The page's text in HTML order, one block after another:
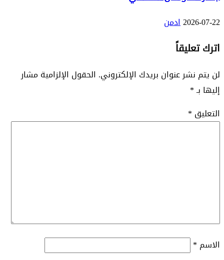
2026-07-22ادمن
اترك تعليقاً
لن يتم نشر عنوان بريدك الإلكتروني. الحقول الإلزامية مشار
إليها بـ*
التعليق *
الاسم *